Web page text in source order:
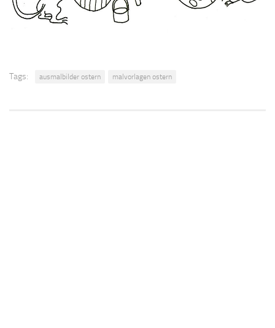
Tags: ausmalbilder ostern malvorlagen ostern